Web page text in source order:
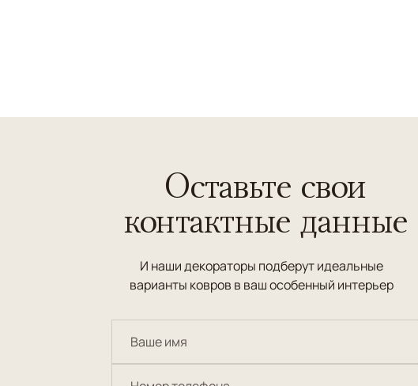
Оставьте свои
контактные данные
И наши декораторы подберут идеальные
варианты ковров в ваш особенный интерьер